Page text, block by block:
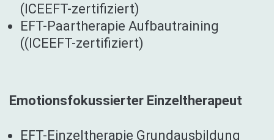
(ICEEFT-zertifiziert)
EFT-Paartherapie Aufbautraining
((ICEEFT-zertifiziert)
Emotionsfokussierter Einzeltherapeut
EFT-Einzeltherapie Grundausbildung